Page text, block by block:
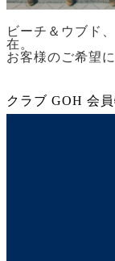
ビーチ＆ウブド
在。
お客様のご希望
クラブ GOH 会